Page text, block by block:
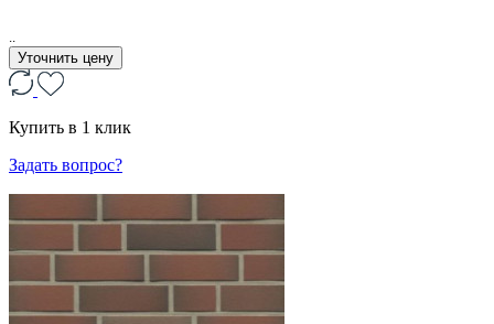
Уточнить цену
Купить в 1 клик
Задать вопрос?